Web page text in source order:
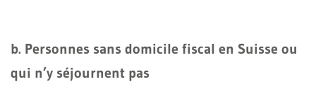
b. Personnes sans domicile fiscal en Suisse ou
qui n’y séjournent pas